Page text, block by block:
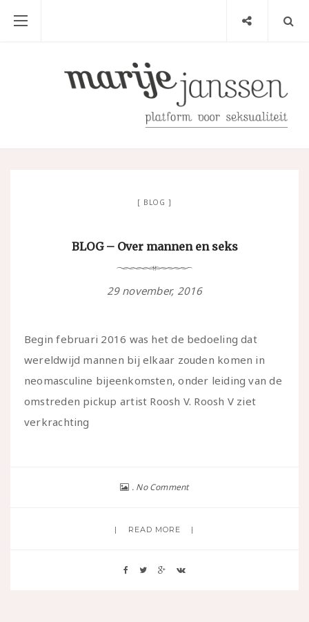
BLOG
BLOG – Over mannen en seks
29 november, 2016
Begin februari 2016 was het de bedoeling dat
wereldwijd mannen bij elkaar zouden komen in
neomasculine bijeenkomsten, onder leiding van de
omstreden pickup artist Roosh V. Roosh V ziet
verkrachting
No Comment
READ MORE